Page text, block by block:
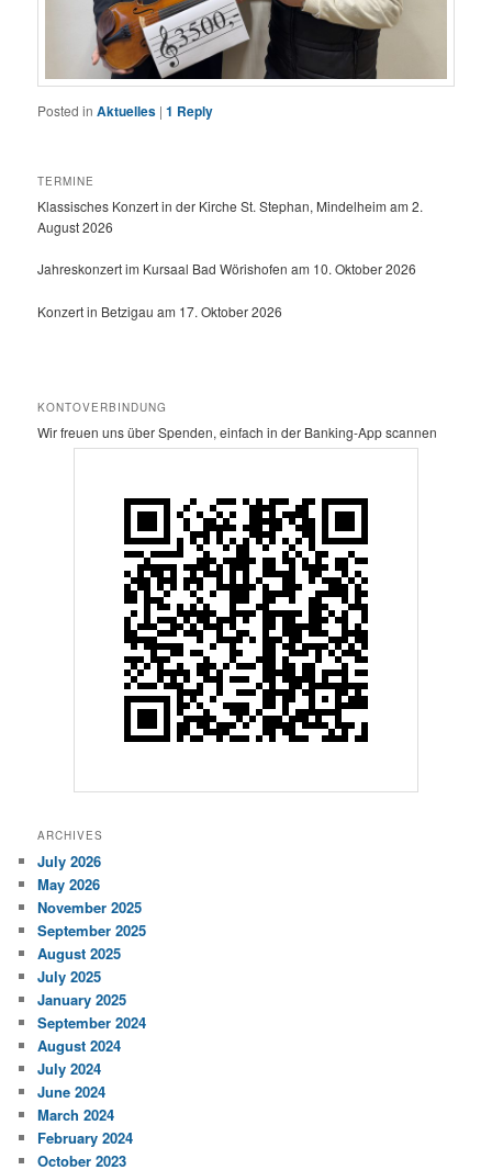
Posted in Aktuelles |1 Reply
TERMINE
Klassisches Konzert in der Kirche St. Stephan, Mindelheim am 2.
August 2026
Jahreskonzert im Kursaal Bad Wörishofen am 10. Oktober 2026
Konzert in Betzigau am 17. Oktober 2026
KONTOVERBINDUNG
Wir freuen uns über Spenden, einfach in der Banking-App scannen
ARCHIVES
July 2026
May 2026
November 2025
September 2025
August 2025
July 2025
January 2025
September 2024
August 2024
July 2024
June 2024
March 2024
February 2024
October 2023